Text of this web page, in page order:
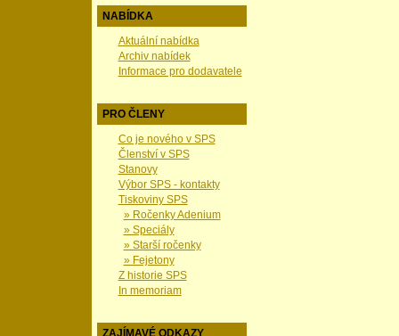
NABÍDKA
Aktuální nabídka
Archiv nabídek
Informace pro dodavatele
PRO ČLENY
Co je nového v SPS
Členství v SPS
Stanovy
Výbor SPS - kontakty
Tiskoviny SPS
» Ročenky Adenium
» Speciály
» Starší ročenky
» Fejetony
Z historie SPS
In memoriam
ZAJÍMAVÉ ODKAZY